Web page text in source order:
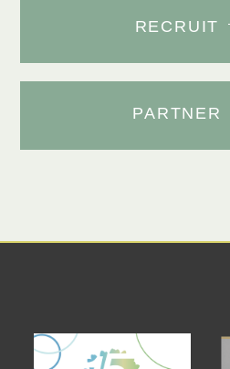
RECRUIT
PARTNER